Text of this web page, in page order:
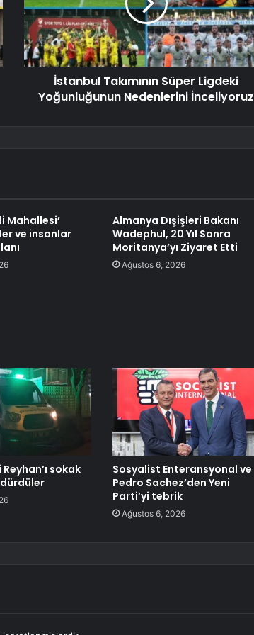
İstanbul Takımının Süper Ligdeki
Yoğunluğunun Nedenlerini İnceliyoruz
Mahallesi’
ve insanlar
Almanya Dışişleri Bakanı
Wadephul, 20 Yıl Sonra
Moritanya’yı Ziyaret Etti
Ağustos 6, 2026
sokak
Sosyalist Enteransyonal ve
Pedro Sachez’den Yeni
Parti’yi tebrik
Ağustos 6, 2026